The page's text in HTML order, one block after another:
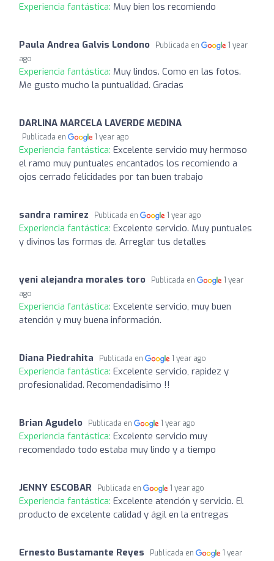
Experiencia fantástica: Muy bien los recomiendo
Paula Andrea Galvis Londono Publicada en
1 year
ago
Experiencia fantástica: Muy lindos. Como en las fotos.
Me gusto mucho la puntualidad. Gracias
DARLINA MARCELA LAVERDE MEDINA
Publicada en 1 year ago
Experiencia fantástica: Excelente servicio muy hermoso
el ramo muy puntuales encantados los recomiendo a
ojos cerrado felicidades por tan buen trabajo
sandra ramirez Publicada en 1 year ago
Experiencia fantástica: Excelente servicio. Muy puntuales
y divinos las formas de. Arreglar tus detalles
yeni alejandra morales toro Publicada en
1 year
ago
Experiencia fantástica: Excelente servicio, muy buen
atención y muy buena información.
Diana Piedrahita Publicada en 1 year ago
Experiencia fantástica: Excelente servicio, rapidez y
profesionalidad. Recomendadisimo !!
Brian Agudelo Publicada en 1 year ago
Experiencia fantástica: Excelente servicio muy
recomendado todo estaba muy lindo y a tiempo
JENNY ESCOBAR Publicada en 1 year ago
Experiencia fantástica: Excelente atención y servicio. El
producto de excelente calidad y ágil en la entregas
Ernesto Bustamante Reyes Publicada en
1 year